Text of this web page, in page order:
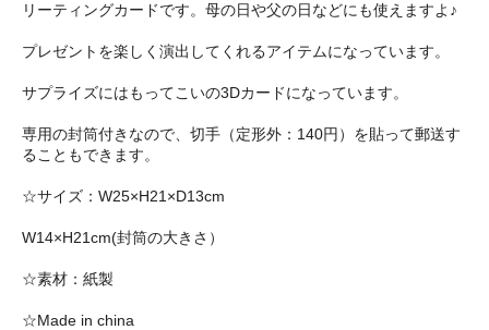
リーティングカードです。母の日や父の日などにも使えますよ♪
プレゼントを楽しく演出してくれるアイテムになっています。
サプライズにはもってこいの3Dカードになっています。
専用の封筒付きなので、切手（定形外：140円）を貼って郵送す
ることもできます。
☆サイズ：W25×H21×D13cm
W14×H21cm(封筒の大きさ）
☆素材：紙製
☆Made in china